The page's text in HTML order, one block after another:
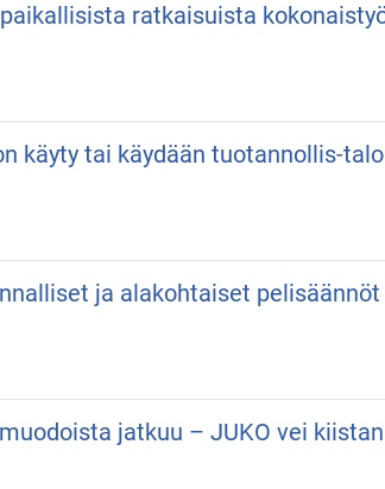
ratkaisuista
käyty tai käydään tuotannollis-
ja alakohtaiset pelisäännöt
jatkuu – JUKO vei